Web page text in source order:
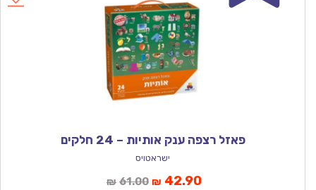
פאזל רצפה ענק אותיות – 24 חלקים
ישראטויס
₪ 61.00המחיר
₪ 42.90המחיר